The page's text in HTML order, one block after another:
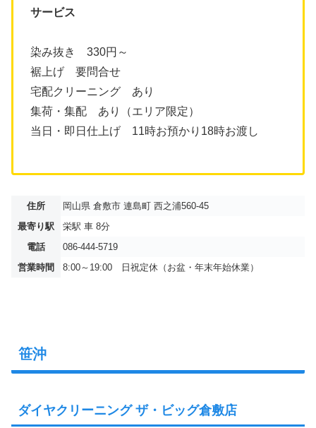
サービス
染み抜き 330円～
裾上げ 要問合せ
宅配クリーニング あり
集荷・集配 あり（エリア限定）
当日・即日仕上げ 11時お預かり18時お渡し
住所
岡山県 倉敷市 連島町 西之浦560-45
最寄り駅
栄駅 車 8分
電話
086-444-5719
営業時間
8:00～19:00 日祝定休（お盆・年末年始休業）
笹沖
ダイヤクリーニング ザ・ビッグ倉敷店